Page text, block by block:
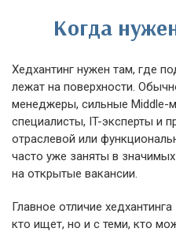
Когда
Хедхантинг нужен там, где
лежат на поверхности.
менеджеры, сильные Middle-
специалисты, IT-эксперты и
отраслевой или
часто уже заняты в
на открытые вакансии.
Главное отличие
кто ищет, но и с теми, кто